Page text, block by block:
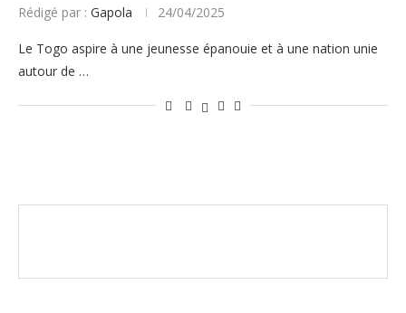
Rédigé par : Gapola 24/04/2025
Le Togo aspire à une jeunesse épanouie et à une nation unie
autour de …